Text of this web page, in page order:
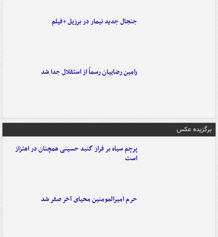
جنجال جدید نیمار در برزیل +فیلم
رامین رضاییان رسماً از استقلال جدا شد
برگزیده عکس
پرچم سیاه بر فراز گنبد حسینی همچنان در اهتزاز
است
حرم امیرالمومنین محیای آخر صفر شد